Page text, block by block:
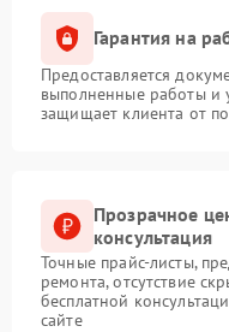
Гарантия на
Предоставляется
выполненные работы и
защищает клиента от
Прозрачное
консультация
Точные прайс-листы,
ремонта, отсутствие
бесплатной
сайте